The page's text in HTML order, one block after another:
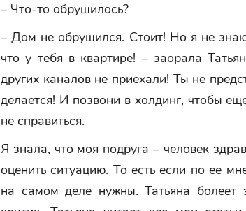
– Что-то обрушилось?
– Дом не обрушился. Стоит! Но я не
что у тебя в квартире! – заорала
других каналов не приехали! Ты не
делается! И позвони в холдинг, чтобы
не справиться.
Я знала, что моя подруга – человек
оценить ситуацию. То есть если по ее
на самом деле нужны. Татьяна